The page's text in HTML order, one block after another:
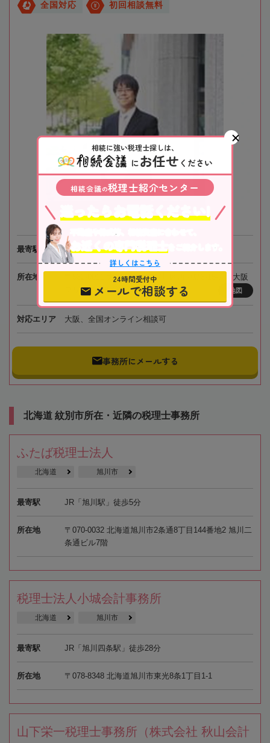
全国対応 初回相談無料
最寄駅 阪急電鉄「南方駅」徒歩1分
所在地
〒532-0011 大阪府大阪市淀川区西中島3-15-7 新大阪
プリンスビル4階
地図
対応エリア 大阪、全国オンライン相談可
事務所にメールする
北海道 紋別市所在・近隣の税理士事務所
ふたば税理士法人
北海道 旭川市
最寄駅 JR「旭川駅」徒歩5分
所在地
〒070-0032 北海道旭川市2条通8丁目144番地2 旭川二
条通ビル7階
税理士法人小城会計事務所
北海道 旭川市
最寄駅 JR「旭川四条駅」徒歩28分
所在地 〒078-8348 北海道旭川市東光8条1丁目1-1
山下栄一税理士事務所（株式会社 秋山会計
相続に強い税理士探しは、
にお任せ ください
相続会議の税理士紹介センター
不動産や株式等、相続資産に合わせて、
お近くの専門税理士
をご紹介します。
詳しくはこちら
24時間受付中
メールで相談する